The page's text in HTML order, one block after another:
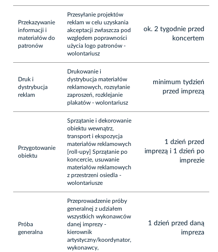
Przekazywanie
informacji i
materiałów do
patronów
Przesyłanie projektów
reklam w celu uzyskania
akceptacji zwłaszcza pod
względem poprawności
użycia logo patronów -
wolontariusz
ok. 2 tygodnie przed
koncertem
Druk i
dystrybucja
reklam
Drukowanie i
dystrybucja materiałów
reklamowych, rozsyłanie
zaproszeń, rozklejanie
plakatów - wolontariusz
minimum tydzień
przed imprezą
Przygotowanie
obiektu
Sprzątanie i dekorowanie
obiektu wewnątrz,
transport i ekspozycja
materiałów reklamowych
[roll-upy] Sprzątanie po
koncercie, usuwanie
materiałów reklamowych
z przestrzeni osiedla -
wolontariusze
1 dzień przed
imprezą i 1 dzień po
imprezie
Próba
generalna
Przeprowadzenie próby
generalnej z udziałem
wszystkich wykonawców
danej imprezy -
kierownik
artystyczny/koordynator,
wykonawcy,
1 dzień przed daną
impreza